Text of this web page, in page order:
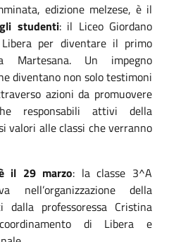
edizione melzese, è il
studenti: il Liceo Giordano
per diventare il primo
Martesana. Un impegno
diventano non solo testimoni
azioni da promuovere
responsabili attivi della
valori alle classi che verranno
il 29 marzo: la classe 3^A
della
dalla professoressa Cristina
di Libera e